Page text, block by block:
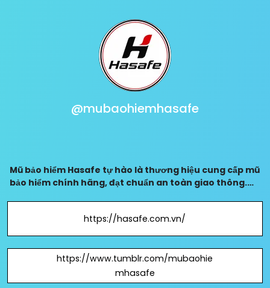
@mubaohiemhasafe
Mũ bảo hiểm Hasafe tự hào là thương hiệu cung cấp mũ
bảo hiểm chính hãng, đạt chuẩn an toàn giao thông.
https://hasafe.com.vn/
https://www.tumblr.com/mubaohie
mhasafe